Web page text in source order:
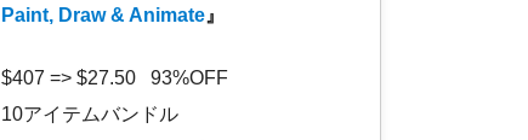
Paint, Draw & Animate 』
$407 => $27.50 93%OFF
10アイテムバンドル